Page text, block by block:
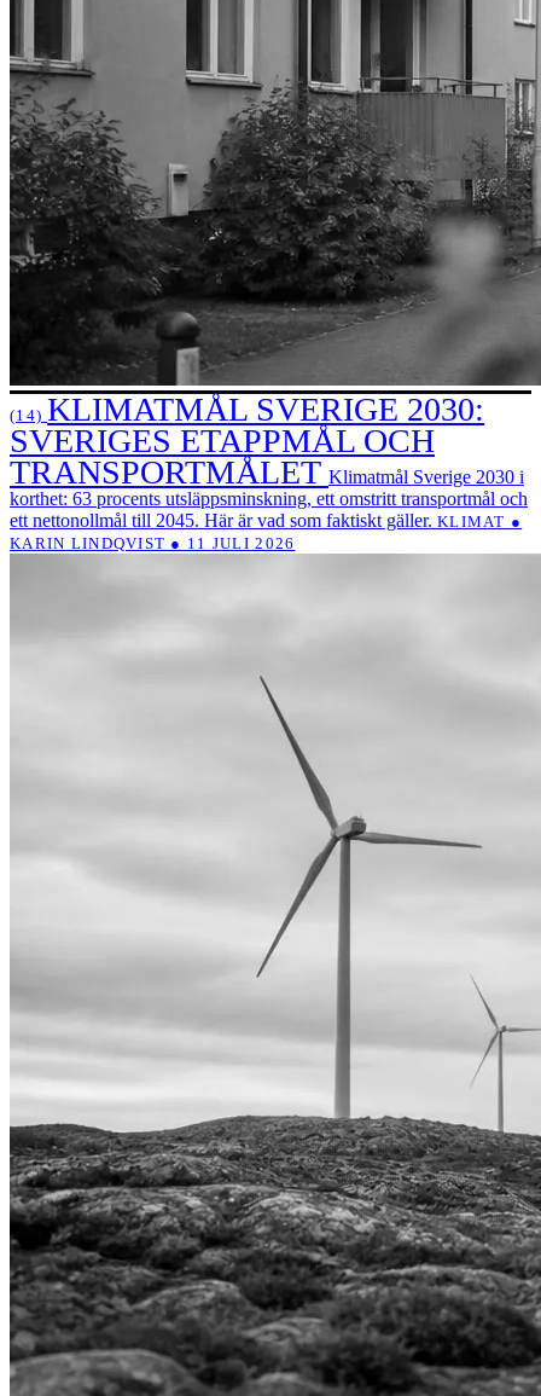
(14) KLIMATMÅL SVERIGE 2030:
SVERIGES ETAPPMÅL OCH
TRANSPORTMÅLET Klimatmål Sverige 2030 i
korthet: 63 procents utsläppsminskning, ett omstritt transportmål och
ett nettonollmål till 2045. Här är vad som faktiskt gäller. KLIMAT ●
KARIN LINDQVIST ● 11 JULI 2026